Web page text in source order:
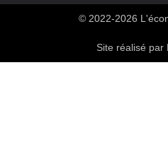
© 2022-2026
Site réalisé par